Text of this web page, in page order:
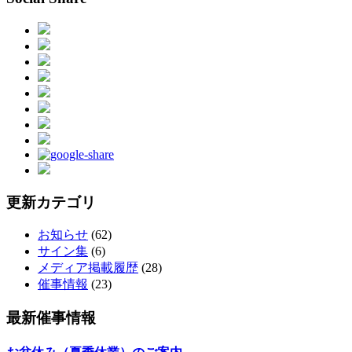
更新カテゴリ
お知らせ (62)
サイン集 (6)
メディア掲載履歴 (28)
催事情報 (23)
最新催事情報